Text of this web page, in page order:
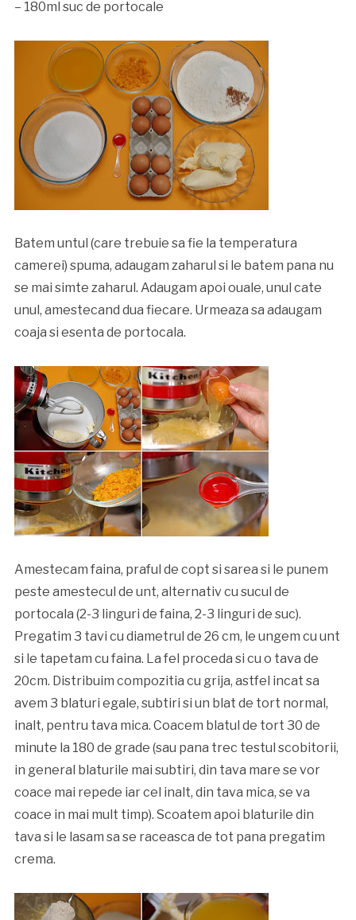
– 180ml suc de portocale
Batem untul (care trebuie sa fie la temperatura
camerei) spuma, adaugam zaharul si le batem pana nu
se mai simte zaharul. Adaugam apoi ouale, unul cate
unul, amestecand dua fiecare. Urmeaza sa adaugam
coaja si esenta de portocala.
Amestecam faina, praful de copt si sarea si le punem
peste amestecul de unt, alternativ cu sucul de
portocala (2-3 linguri de faina, 2-3 linguri de suc).
Pregatim 3 tavi cu diametrul de 26 cm, le ungem cu unt
si le tapetam cu faina. La fel proceda si cu o tava de
20cm. Distribuim compozitia cu grija, astfel incat sa
avem 3 blaturi egale, subtiri si un blat de tort normal,
inalt, pentru tava mica. Coacem blatul de tort 30 de
minute la 180 de grade (sau pana trec testul scobitorii,
in general blaturile mai subtiri, din tava mare se vor
coace mai repede iar cel inalt, din tava mica, se va
coace in mai mult timp). Scoatem apoi blaturile din
tava si le lasam sa se raceasca de tot pana pregatim
crema.